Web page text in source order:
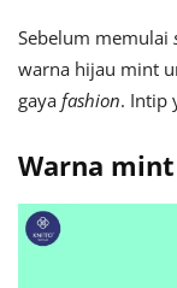
Sebelum memulai
warna hijau mint
gaya fashion. Intip
Warna